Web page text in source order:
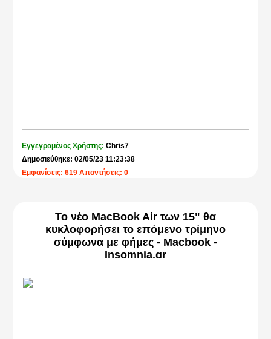
Εγγεγραμένος Χρήστης:Chris7
Δημοσιεύθηκε: 02/05/23 11:23:38
Εμφανίσεις: 619 Απαντήσεις: 0
Το νέο MacBook Air των 15" θα
κυκλοφορήσει το επόμενο τρίμηνο
σύμφωνα με φήμες - Macbook -
Insomnia.gr